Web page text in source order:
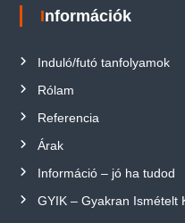
Információk
Induló/futó tanfolyamok
Rólam
Referencia
Árak
Információ – jó ha tudod
GYIK – Gyakran Ismételt